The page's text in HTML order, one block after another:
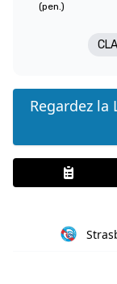
(pen.)
Regardez